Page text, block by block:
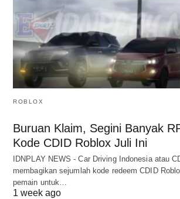
ROBLOX
Buruan Klaim, Segini Banyak
Kode CDID Roblox Juli Ini
IDNPLAY NEWS - Car Driving Indonesia atau
membagikan sejumlah kode redeem CDID
pemain untuk…
1 week ago